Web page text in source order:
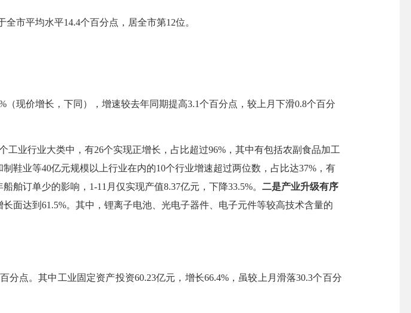
全市平均水平14.4个百分点，居全市第12位。
（现价增长，下同），增速较去年同期提高3.1个百分点 ，较上月下滑0.8个百分
工业行业大类中，有26个实现正增长，占比超过96%，其中有包括农副食品加工
鞋业等40亿元规模以上行业在内的10个行业增速超过两位数 ，占比达37%，有
舶订单少的影响， 1-11月仅实现产值8.37亿元，下降33.5%。二是产业升级有序
长面达到61.5%。其中，锂离子电池、光电子器件、电子元件等较高技术含量的
分点。其中工业固定资产投资60.23亿元，增长66.4%， 虽较上月滑落30.3个百分